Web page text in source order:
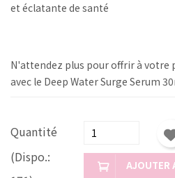
et éclatante de santé
N'attendez plus pour offrir à votre
avec le Deep Water Surge Serum
Quantité
(Dispo.:
AJOUTER